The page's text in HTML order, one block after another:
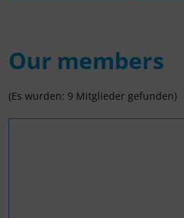
Our members
(Es wurden: 9 Mitglieder gefunden)